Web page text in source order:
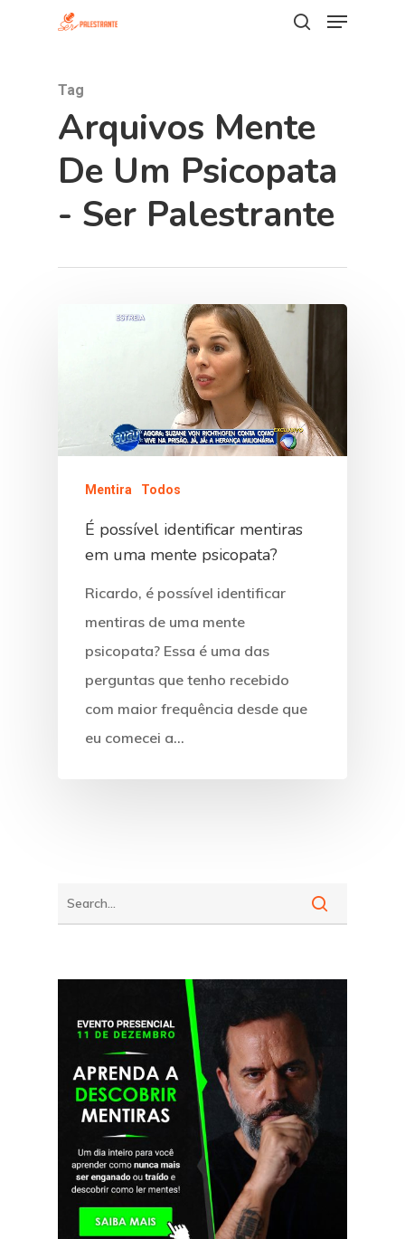
Tag
Arquivos Mente
De Um Psicopata
- Ser Palestrante
Mentira Todos
É possível identificar mentiras
em uma mente psicopata?
Ricardo, é possível identificar
mentiras de uma mente
psicopata? Essa é uma das
perguntas que tenho recebido
com maior frequência desde que
eu comecei a…